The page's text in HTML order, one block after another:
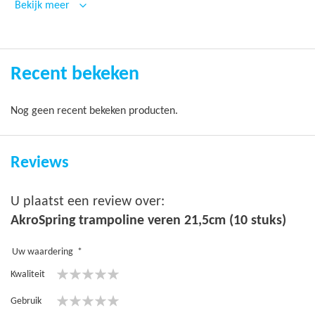
Bekijk meer
Recent bekeken
Nog geen recent bekeken producten.
Reviews
U plaatst een review over:
AkroSpring trampoline veren 21,5cm (10 stuks)
Uw waardering
Kwaliteit
star
stars
stars
stars
stars
Gebruik